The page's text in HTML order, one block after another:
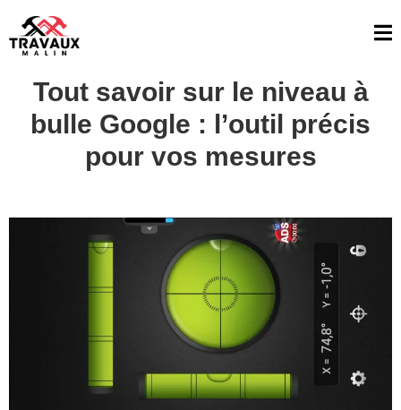
Tout savoir sur le niveau à
bulle Google : l’outil précis
pour vos mesures